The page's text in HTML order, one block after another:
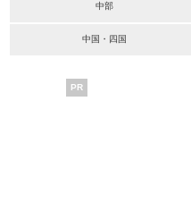
中部
中国・四国
PR